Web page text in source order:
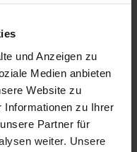
und Anzeigen zu
Medien anbieten
Website zu
Informationen zu Ihrer
Partner für
weiter. Unsere
hat auch
bei
die